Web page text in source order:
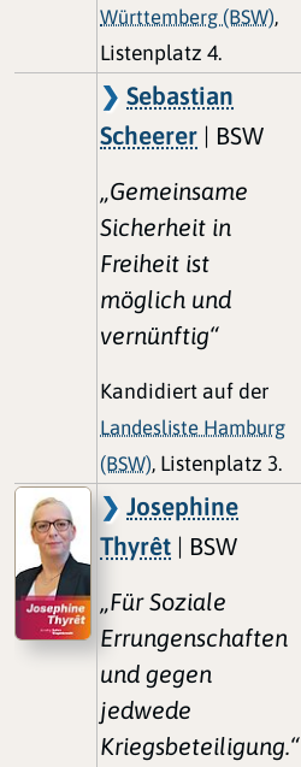
Württemberg (BSW),
Listenplatz 4.
Sebastian
Scheerer | BSW
„Gemeinsame
Sicherheit in
Freiheit ist
möglich und
vernünftig“
Kandidiert auf der
Landesliste Hamburg
(BSW), Listenplatz 3.
Josephine
Thyrêt | BSW
„Für Soziale
Errungenschaften
und gegen
jedwede
Kriegsbeteiligung.“